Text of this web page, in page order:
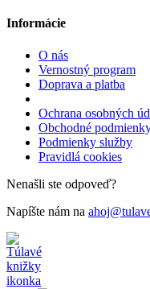
Informácie
O nás
Vernostný program
Doprava a platba
Ochrana osobných
Obchodné
Podmienky služby
Pravidlá cookies
Nenašli ste odpoveď?
Napíšte nám na